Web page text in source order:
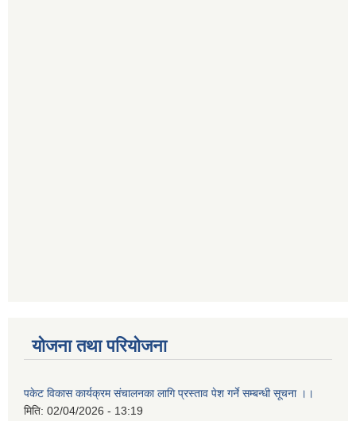
योजना तथा परियोजना
पकेट विकास कार्यक्रम संचालनका लागि प्रस्ताव पेश गर्ने सम्बन्धी सूचना ।।
मिति: 02/04/2026 - 13:19